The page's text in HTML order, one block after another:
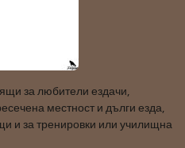
за любители ездачи,
местност и дълги езда,
и за тренировки или училищна